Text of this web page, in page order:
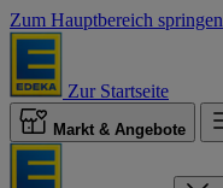
Zum Hauptbereich springen
Zur Startseite
Markt & Angebote